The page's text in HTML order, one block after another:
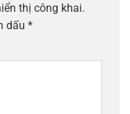
thị công khai.
dấu *